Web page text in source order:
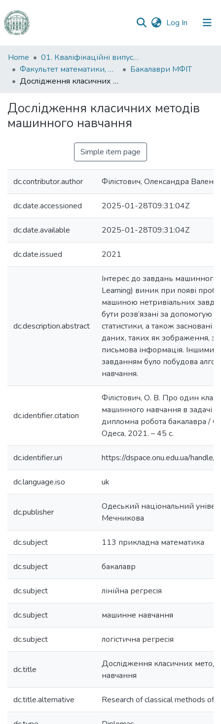
Log In (current)
Communities
&
Collections
Statistics
Home
01. Кваліфікаційні випускні роботи здобувачів вищої освіти
Факультет математики, фізики та інформаційних технологій
Бакалаври МФІТ
Дослідження класичних методів машинного навчання
Дослідження класичних методів
машинного навчання
Simple item page
dc.contributor.author Філістович, Олександра
dc.date.accessioned 2025-01-28T09:31:04Z
dc.date.available 2025-01-28T09:31:04Z
dc.date.issued 2021
dc.description.abstract
Інтерес до завдань машинного
Learning) виник при появі
машиною нетривіальних
бути розв’язані за допомогую
статистики, а також засновані
даних, таких як зображення,
письмова інформація. Іншими
завданням було побудова
навчання.
dc.identifier.citation
Філістович, О. В. Про один
машинного навчання в задачі
дипломна робота бакалавра / О.
Одеса, 2021. – 45 с.
dc.identifier.uri https://dspace.onu.edu.ua/
dc.language.iso uk
dc.publisher
Одеський національний
Мечникова
dc.subject 113 прикладна математика
dc.subject бакалавр
dc.subject лінійна регресія
dc.subject машинне навчання
dc.subject логістична регресія
dc.title
Дослідження класичних
навчання
dc.title.alternative Research of classical methods of